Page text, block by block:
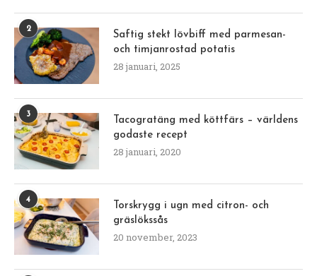
2
Saftig stekt lövbiff med parmesan-
och timjanrostad potatis
28 januari, 2025
3
Tacogratäng med köttfärs – världens
godaste recept
28 januari, 2020
4
Torskrygg i ugn med citron- och
gräslökssås
20 november, 2023